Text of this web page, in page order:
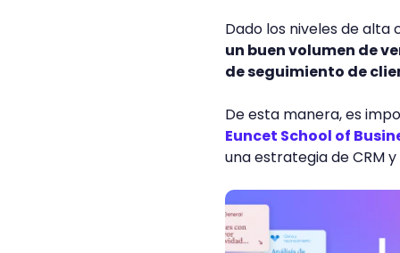
Dado los niveles de
un buen volumen de
de seguimiento de
De esta manera, es
Euncet School of
una estrategia de CRM